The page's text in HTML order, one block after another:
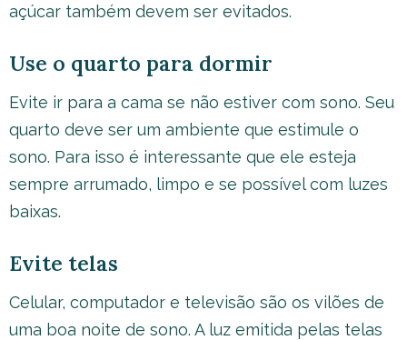
açúcar também devem ser evitados.
Use o quarto para dormir
Evite ir para a cama se não estiver com sono. Seu
quarto deve ser um ambiente que estimule o
sono. Para isso é interessante que ele esteja
sempre arrumado, limpo e se possível com luzes
baixas.
Evite telas
Celular, computador e televisão são os vilões de
uma boa noite de sono. A luz emitida pelas telas